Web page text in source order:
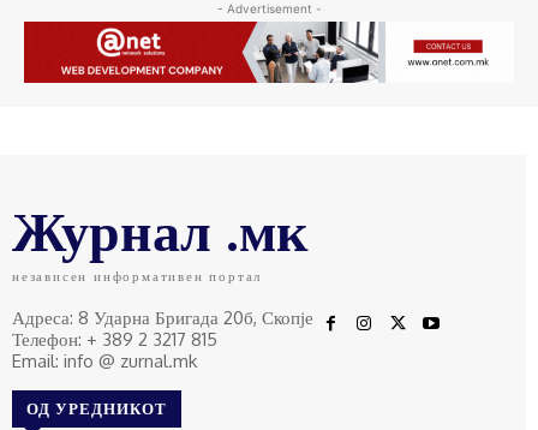
- Advertisement -
Журнал .мк
независен информативен портал
Адреса: 8 Ударна Бригада 20б, Скопје
Телефон: + 389 2 3217 815
Email: info @ zurnal.mk
ОД УРЕДНИКОТ